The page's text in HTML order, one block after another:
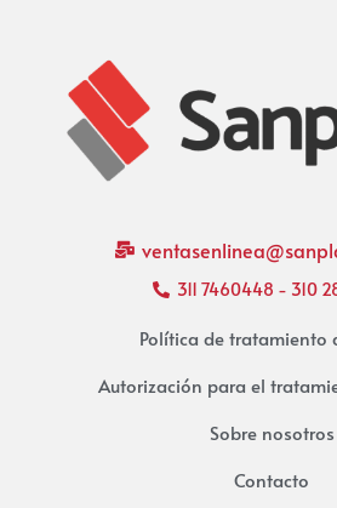
311 7460448 - 310
Política de tratamiento
Autorización para el
Sobre nosotros
Contacto